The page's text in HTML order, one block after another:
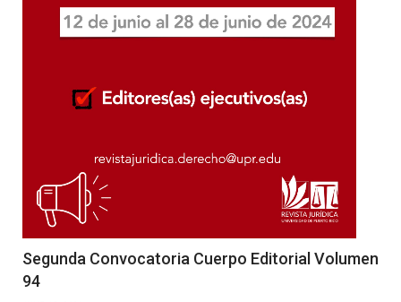
Segunda Convocatoria Cuerpo Editorial Volumen
94